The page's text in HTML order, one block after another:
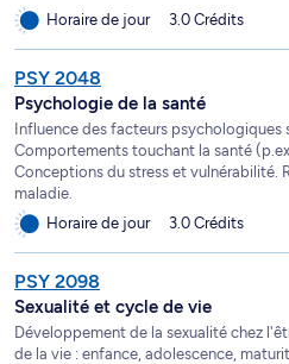
Horaire de jour
3.0 Crédits
PSY 2048
Psychologie de la santé
Influence des facteurs psychologiques
Comportements touchant la santé
Conceptions du stress et vulnérabilité.
maladie.
Horaire de jour
3.0 Crédits
PSY 2098
Sexualité et cycle de vie
Développement de la sexualité chez
de la vie : enfance, adolescence,